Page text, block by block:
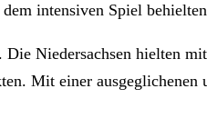
intensiven Spiel
Niedersachsen hielten
Mit einer ausgeglichenen